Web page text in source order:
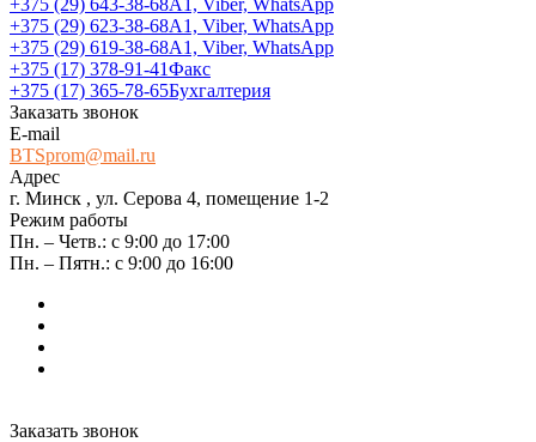
+375 (29) 643-38-68А1, Viber, WhatsApp
+375 (29) 623-38-68А1, Viber, WhatsApp
+375 (29) 619-38-68А1, Viber, WhatsApp
+375 (17) 378-91-41Факс
+375 (17) 365-78-65Бухгалтерия
Заказать звонок
E-mail
BTSprom@mail.ru
Адрес
г. Минск , ул. Серова 4, помещение 1-2
Режим работы
Пн. – Четв.: с 9:00 до 17:00
Пн. – Пятн.: с 9:00 до 16:00
Заказать звонок